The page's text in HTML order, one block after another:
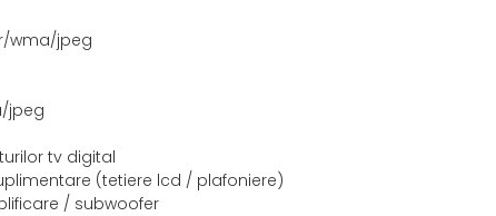
wma/jpeg
jpeg
tv digital
(tetiere lcd / plafoniere)
/ subwoofer